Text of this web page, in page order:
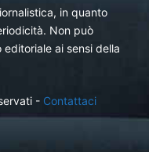
in quanto
Non può
ai sensi della
- Contattaci